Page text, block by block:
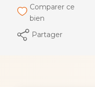
Comparer ce
bien
Partager